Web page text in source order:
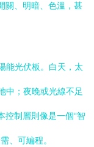
關、明暗、色溫，甚
能光伏板。白天，太
中；夜晚或光線不足
控制層則像是一個“智
、可編程。